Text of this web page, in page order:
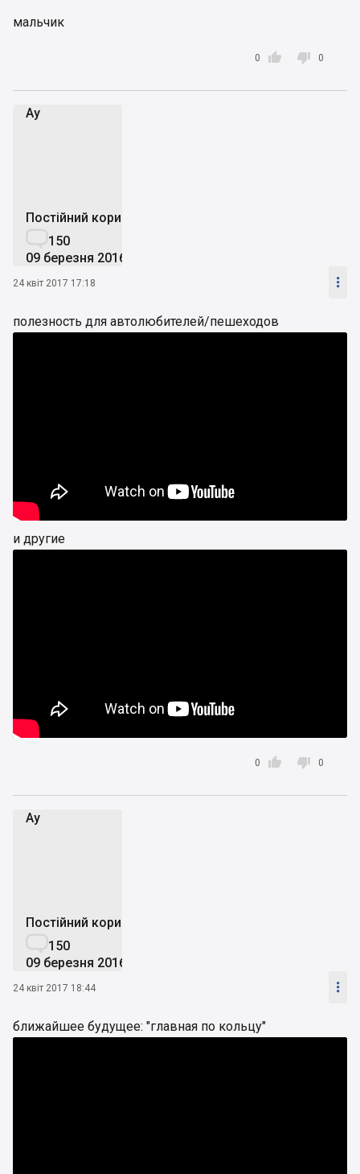
мальчик

0  0
Аy
Постійний користувач
150
09 березня 2016
24 квіт 2017 17:18 
полезность для автолюбителей/пешеходов
и другие

0  0
Аy
Постійний користувач
150
09 березня 2016
24 квіт 2017 18:44 
ближайшее будущее: "главная по кольцу"